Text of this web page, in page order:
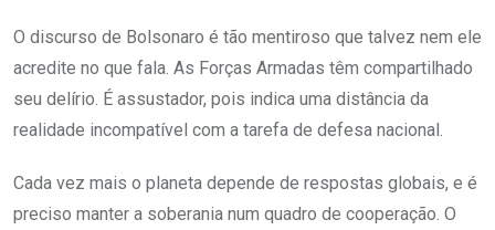
O discurso de Bolsonaro é tão mentiroso que talvez nem ele
acredite no que fala. As Forças Armadas têm compartilhado
seu delírio. É assustador, pois indica uma distância da
realidade incompatível com a tarefa de defesa nacional.
Cada vez mais o planeta depende de respostas globais, e é
preciso manter a soberania num quadro de cooperação. O